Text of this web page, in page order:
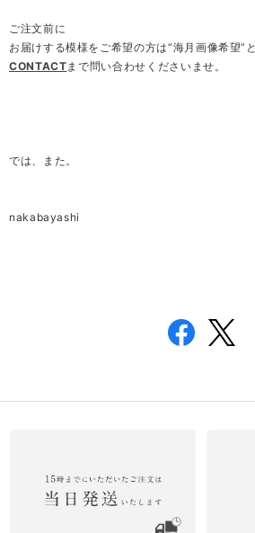
ご注文前に
お届けする模様をご希望の方は“海月画像希望”と
CONTACTまで問い合わせくださいませ。
では、また。
nakabayashi